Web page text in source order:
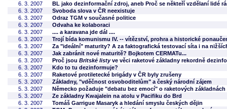
6. 3. 2007
BL jako dezinformační zdroj, aneb Proč se někteří vzdělaní lidé
6. 3. 2007
Svoboda slova v ČR neexistuje
6. 3. 2007
Odraz TGM v současné politice
6. 3. 2007
Odvaha ke kolaboraci
6. 3. 2007
.... a karavana jde dál ....
6. 3. 2007
Trojí bída komunismu IV. -- vítězství, prohra a historické
6. 3. 2007
Za "ideální" maturity? A za faktografická testovací síta i na
6. 3. 2007
Jak zabránit nové maturitě? Bojkotem CERMATu...
6. 3. 2007
Proč jsou Britské listyve věci raketové základny rekordně
6. 3. 2007
Kdo to tu dezinformuje?
6. 3. 2007
Raketové protiletecké brigády v ČR byly zrušeny
5. 3. 2007
Základny, "vděčnost osvoboditelům" a český národní zájem
5. 3. 2007
Německo požaduje "debatu bez emocí" o raketových základnách
5. 3. 2007
Ze základny Kwajalein na atolu v Pacifiku do Brd
6. 3. 2007
Tomáš Garrigue Masaryk a hledání smyslu českých dějin